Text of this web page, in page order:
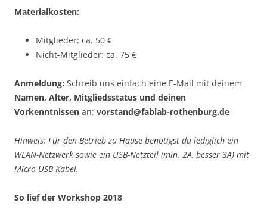
Materialkosten:
Mitglieder: ca. 50 €
Nicht-Mitglieder: ca. 75 €
Anmeldung: Schreib uns einfach eine E-Mail mit deinem
Namen, Alter, Mitgliedsstatus und deinen
Vorkenntnissen an: vorstand@fablab-rothenburg.de
Hinweis: Für den Betrieb zu Hause benötigst du lediglich ein
WLAN-Netzwerk sowie ein USB-Netzteil (min. 2A, besser 3A) mit
Micro-USB-Kabel.
So lief der Workshop 2018